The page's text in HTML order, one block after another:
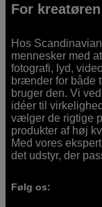
For
Hos
mennesker med
fotografi, lyd,
brænder for både
bruger den. Vi
idéer til
vælger de rigtige
produkter af høj
Med vores
det udstyr, der
Følg os: